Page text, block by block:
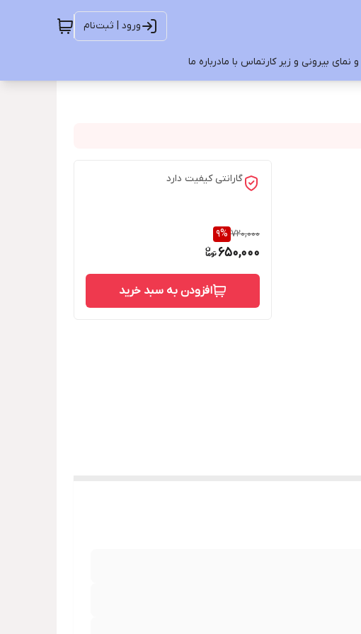
ورود | ثبت‌نام
بیرونی و زیر کارتماس با مادرباره ما
گارانتی کیفیت دارد
720,000
9%
650,000
افزودن به سبد خرید